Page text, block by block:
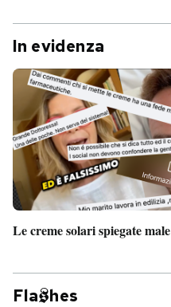
In evidenza
Le creme solari spiegate male
Fla hes